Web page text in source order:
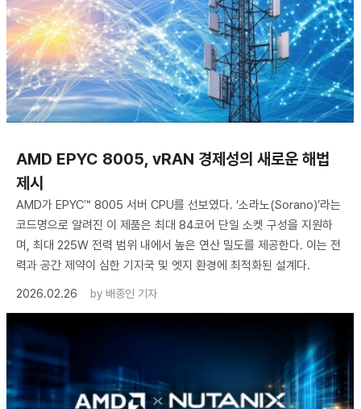
AMD EPYC 8005, vRAN 경제성의 새로운 해법
제시
AMD가 EPYC™ 8005 서버 CPU를 선보였다. ‘소라노(Sorano)’라는
코드명으로 알려진 이 제품은 최대 84코어 단일 소켓 구성을 지원하
며, 최대 225W 전력 범위 내에서 높은 연산 밀도를 제공한다. 이는 전
력과 공간 제약이 심한 기지국 및 엣지 환경에 최적화된 설계다.
2026.02.26
by 배종인 기자